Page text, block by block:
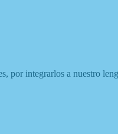
por integrarlos a nuestro